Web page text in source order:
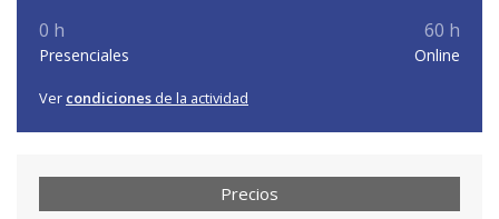
0 h
Presenciales
60 h
Online
Ver condiciones de la actividad
Precios